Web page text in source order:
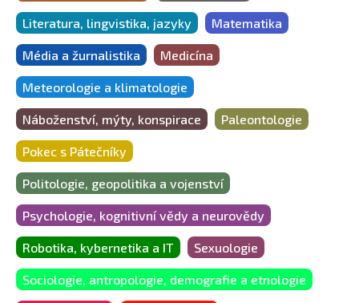
Literatura, lingvistika, jazyky Matematika
Média a žurnalistika Medicína
Meteorologie a klimatologie
Náboženství, mýty, konspirace Paleontologie
Pokec s Pátečníky
Politologie, geopolitika a vojenství
Psychologie, kognitivní vědy a neurovědy
Robotika, kybernetika a IT Sexuologie
Sociologie, antropologie, demografie a etnologie